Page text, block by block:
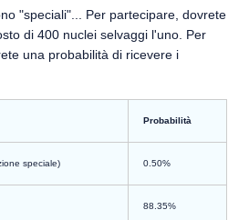
"speciali"... Per partecipare, dovrete
di 400 nuclei selvaggi l'uno. Per
una probabilità di ricevere i
Probabilità
speciale) 0.50%
88.35%